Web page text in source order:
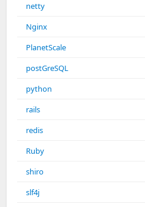
netty
Nginx
PlanetScale
postGreSQL
python
rails
redis
Ruby
shiro
slf4j